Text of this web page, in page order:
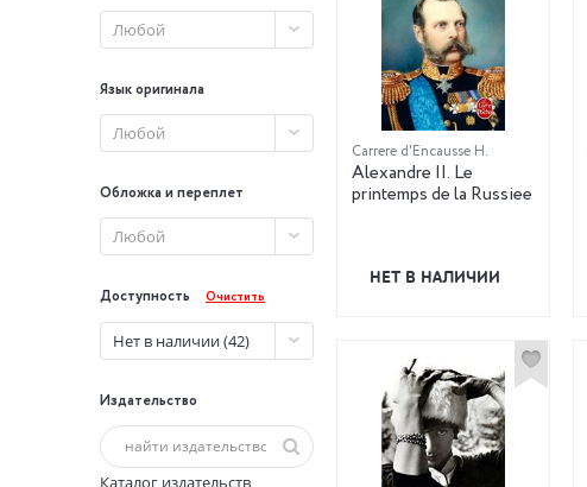
Любой
Язык оригинала
Любой
Обложка и переплет
Любой
Доступность Очистить
Нет в наличии (42)
Издательство
Каталог издательств
Carrere d'Encausse H.
Alexandre II. Le
printemps de la Russiee
НЕТ В НАЛИЧИИ